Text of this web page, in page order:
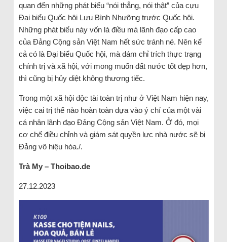
quan đến những phát biểu “nói thẳng, nói thật” của cựu
Đại biểu Quốc hội Lưu Bình Nhưỡng trước Quốc hội.
Những phát biểu này vốn là điều mà lãnh đạo cấp cao
của Đảng Cộng sản Việt Nam hết sức tránh né. Nên kể
cả có là Đại biểu Quốc hội, mà dám chỉ trích thực trạng
chính trị và xã hội, với mong muốn đất nước tốt đẹp hơn,
thì cũng bị hủy diệt không thương tiếc.
Trong một xã hội độc tài toàn trị như ở Việt Nam hiện nay,
việc cai trị thế nào hoàn toàn dựa vào ý chí của một vài
cá nhân lãnh đạo Đảng Cộng sản Việt Nam. Ở đó, mọi
cơ chế điều chỉnh và giám sát quyền lực nhà nước sẽ bị
Đảng vô hiệu hóa./.
Trà My – Thoibao.de
27.12.2023